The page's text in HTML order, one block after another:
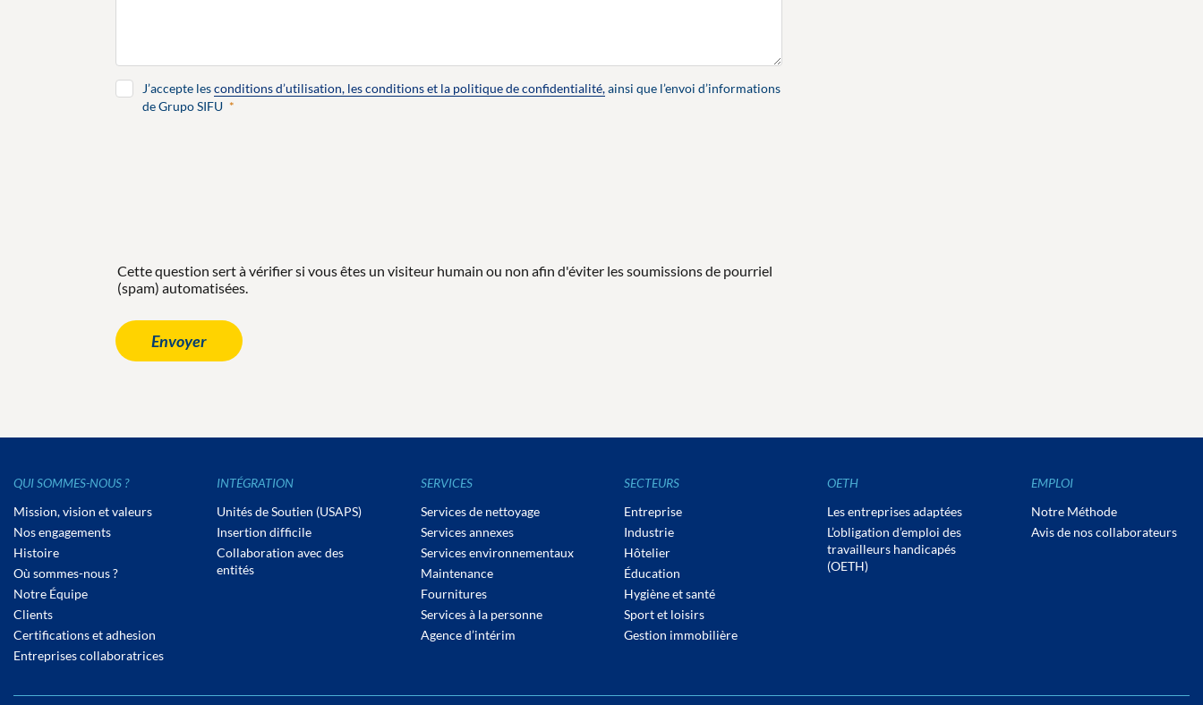
J’accepte lesconditions d’utilisation, les conditions et la politique de confidentialité,ainsi que l’envoi d’informations
de Grupo SIFU
Cette question sert à vérifier si vous êtes un visiteur humain ou non afin d'éviter les soumissions de pourriel
(spam) automatisées.
QUI SOMMES-NOUS ?
Mission, vision et valeurs
Nos engagements
Histoire
Où sommes-nous ?
Notre Équipe
Clients
Certifications et adhesion
Entreprises collaboratrices
INTÉGRATION
Unités de Soutien (USAPS)
Insertion difficile
Collaboration avec des
entités
SERVICES
Services de nettoyage
Services annexes
Services environnementaux
Maintenance
Fournitures
Services à la personne
Agence d’intérim
SECTEURS
Entreprise
Industrie
Hôtelier
Éducation
Hygiène et santé
Sport et loisirs
Gestion immobilière
OETH
Les entreprises adaptées
L’obligation d’emploi des
travailleurs handicapés
(OETH)
EMPLOI
Notre Méthode
Avis de nos collaborateurs